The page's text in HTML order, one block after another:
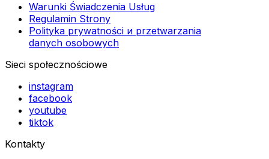
Warunki Świadczenia Usług
Regulamin Strony
Polityka prywatności и przetwarzania
danych osobowych
Sieci społecznościowe
instagram
facebook
youtube
tiktok
Kontakty